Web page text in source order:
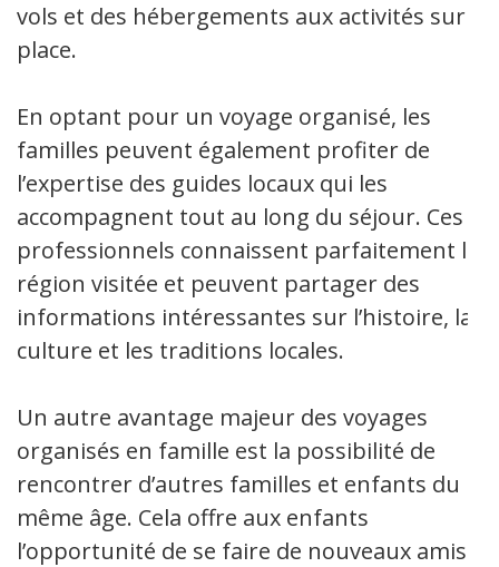
vols et des hébergements aux activités sur
place.
En optant pour un voyage organisé, les
familles peuvent également profiter de
l’expertise des guides locaux qui les
accompagnent tout au long du séjour. Ces
professionnels connaissent parfaitement la
région visitée et peuvent partager des
informations intéressantes sur l’histoire, la
culture et les traditions locales.
Un autre avantage majeur des voyages
organisés en famille est la possibilité de
rencontrer d’autres familles et enfants du
même âge. Cela offre aux enfants
l’opportunité de se faire de nouveaux amis